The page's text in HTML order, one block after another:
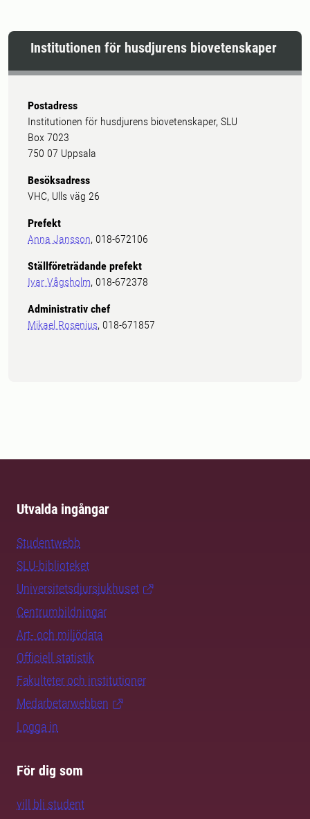
Institutionen för husdjurens biovetenskaper
Postadress
Institutionen för husdjurens biovetenskaper, SLU
Box 7023
750 07 Uppsala
Besöksadress
VHC, Ulls väg 26
Prefekt
Anna Jansson, 018-672106
Ställföreträdande prefekt
Ivar Vågsholm, 018-672378
Administrativ chef
Mikael Rosenius, 018-671857
Utvalda ingångar
Studentwebb
SLU-biblioteket
Universitetsdjursjukhuset
Centrumbildningar
Art- och miljödata
Officiell statistik
Fakulteter och institutioner
Medarbetarwebben
Logga in
För dig som
vill bli student